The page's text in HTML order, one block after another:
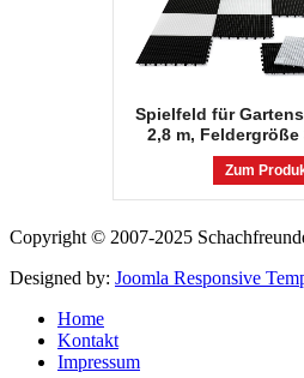
Spielfeld für
2,8 m, Feldergröße
Zum
Copyright © 2007-2025
Designed by: Joomla Responsive
Home
Kontakt
Impressum